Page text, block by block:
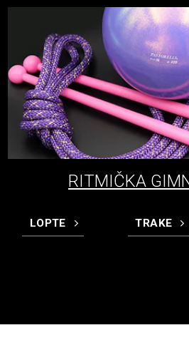
RITMIČKA
LOPTE TRAKE